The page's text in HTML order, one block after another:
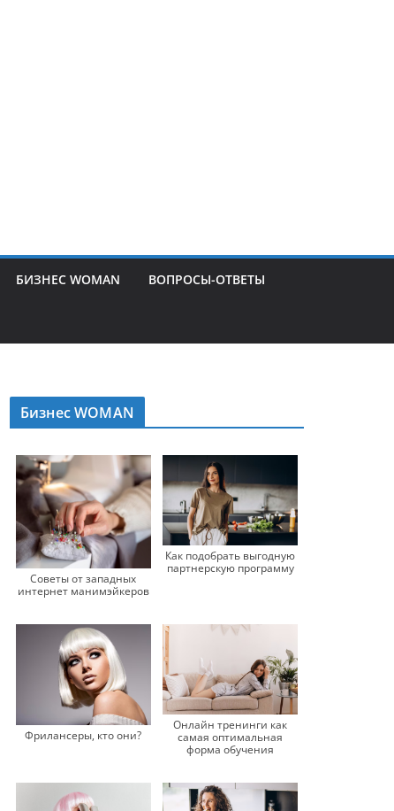
БИЗНЕС WOMAN ВОПРОСЫ-ОТВЕТЫ
Бизнес WOMAN
Советы от западных
интернет манимэйкеров
Как подобрать выгодную
партнерскую программу
Фрилансеры, кто они?
Онлайн тренинги как
самая оптимальная
форма обучения